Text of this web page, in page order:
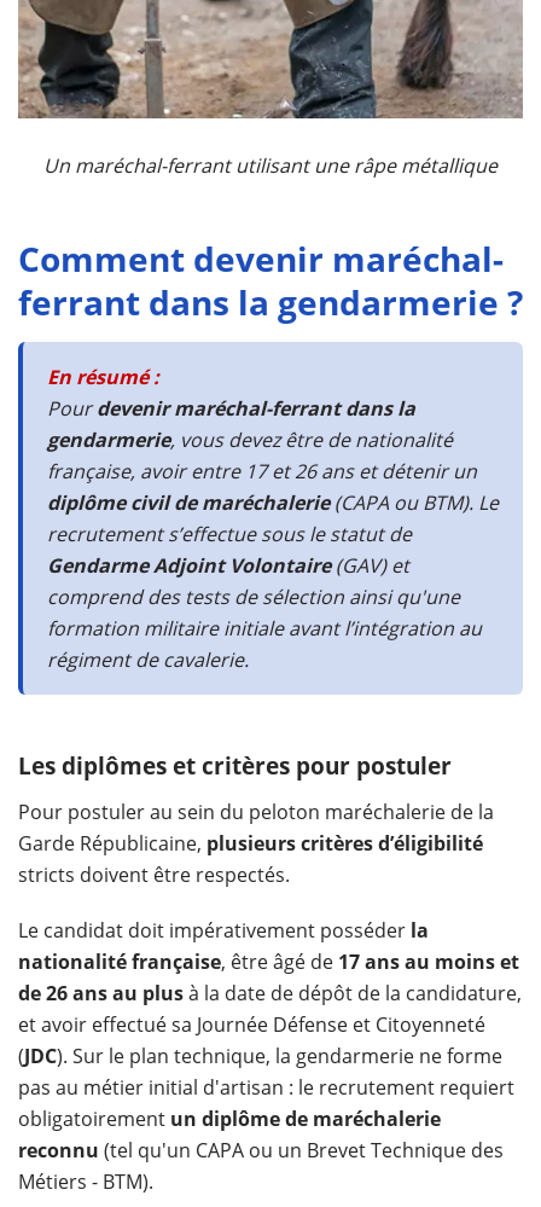
Un maréchal-ferrant utilisant une râpe métallique
Comment devenir maréchal-
ferrant dans la gendarmerie ?
En résumé :
Pourdevenir maréchal-ferrant dans la
gendarmerie, vous devez être de nationalité
française, avoir entre 17 et 26 ans et détenir un
diplôme civil de maréchalerie(CAPA ou BTM). Le
recrutement s’effectue sous le statut de
Gendarme Adjoint Volontaire(GAV) et
comprend des tests de sélection ainsi qu'une
formation militaire initiale avant l’intégration au
régiment de cavalerie.
Les diplômes et critères pour postuler
Pour postuler au sein du peloton maréchalerie de la
Garde Républicaine, plusieurs critères d’éligibilité
stricts doivent être respectés.
Le candidat doit impérativement posséder la
nationalité française, être âgé de 17 ans au moins et
de 26 ans au plusà la date de dépôt de la candidature,
et avoir effectué sa Journée Défense et Citoyenneté
(JDC). Sur le plan technique, la gendarmerie ne forme
pas au métier initial d'artisan : le recrutement requiert
obligatoirement un diplôme de maréchalerie
reconnu (tel qu'un CAPA ou un Brevet Technique des
Métiers - BTM).